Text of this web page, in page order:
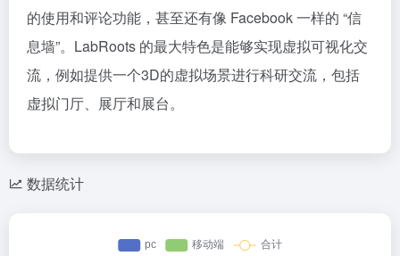
的使用和评论功能，甚至还有像 Facebook 一样的 “信
息墙”。LabRoots 的最大特色是能够实现虚拟可视化交
流，例如提供一个3D的虚拟场景进行科研交流，包括
虚拟门厅、展厅和展台。
数据统计